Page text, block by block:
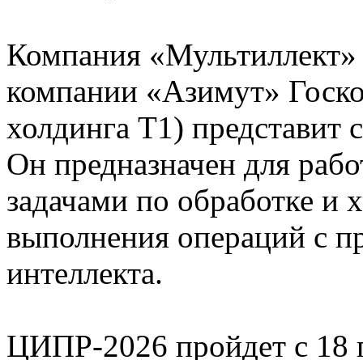
Компания
компании «Азимут»
холдинга Т1)
Он предназначен для
задачами по обработке
выполнения операций с
интеллекта.
ЦИПР-2026 пройдет с 18